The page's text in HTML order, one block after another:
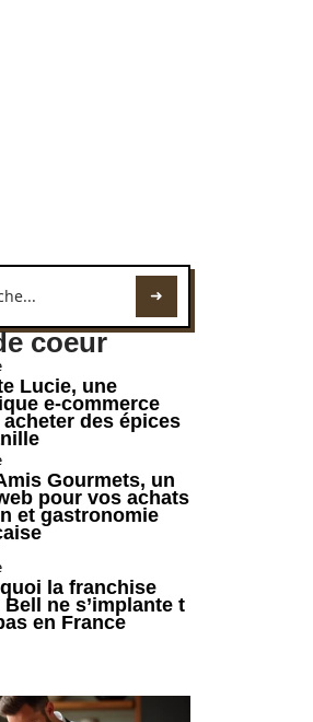
coeur
Lucie, une
e-commerce
des épices
Gourmets, un
pour vos achats
et gastronomie
la franchise
Bell ne s’implante t
en France